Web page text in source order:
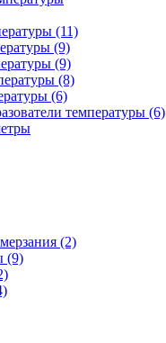
(11)
(9)
(9)
(8)
(6)
температуры (6)
(2)
(9)